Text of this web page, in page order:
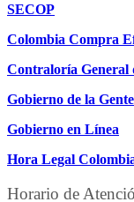
SECOP
Colombia Compra
Contraloría General
Gobierno de la Gente
Gobierno en Línea
Hora Legal
Horario de